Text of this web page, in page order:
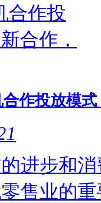
作投放模
进步和
售业的